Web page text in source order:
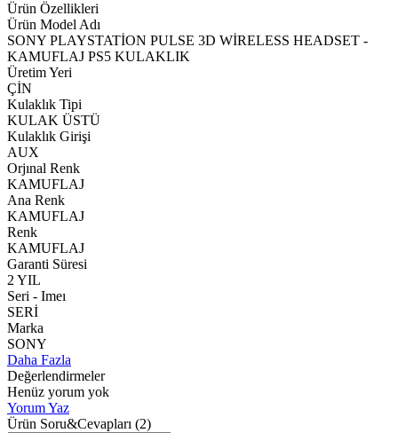
Ürün Özellikleri
Ürün Model Adı
SONY PLAYSTATİON PULSE 3D WİRELESS HEADSET -
KAMUFLAJ PS5 KULAKLIK
Üretim Yeri
ÇİN
Kulaklık Tipi
KULAK ÜSTÜ
Kulaklık Girişi
AUX
Orjınal Renk
KAMUFLAJ
Ana Renk
KAMUFLAJ
Renk
KAMUFLAJ
Garanti Süresi
2 YIL
Seri - Imeı
SERİ
Marka
SONY
Daha Fazla
Değerlendirmeler
Henüz yorum yok
Yorum Yaz
Ürün Soru&Cevapları (2)